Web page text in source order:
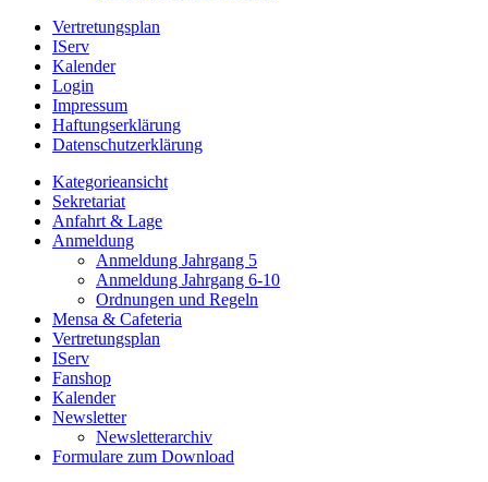
Vertretungsplan
IServ
Kalender
Login
Impressum
Haftungserklärung
Datenschutzerklärung
Kategorieansicht
Sekretariat
Anfahrt & Lage
Anmeldung
Anmeldung Jahrgang 5
Anmeldung Jahrgang 6-10
Ordnungen und Regeln
Mensa & Cafeteria
Vertretungsplan
IServ
Fanshop
Kalender
Newsletter
Newsletterarchiv
Formulare zum Download